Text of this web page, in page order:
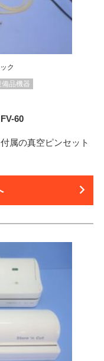
ク
備品機器
60
属の真空ピンセット